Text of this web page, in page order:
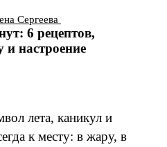
Все новости
Сергеева
6 рецептов,
и настроение
лета, каникул и
к месту: в жару, в